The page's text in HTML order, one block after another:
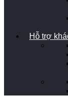
Hỗ trợ